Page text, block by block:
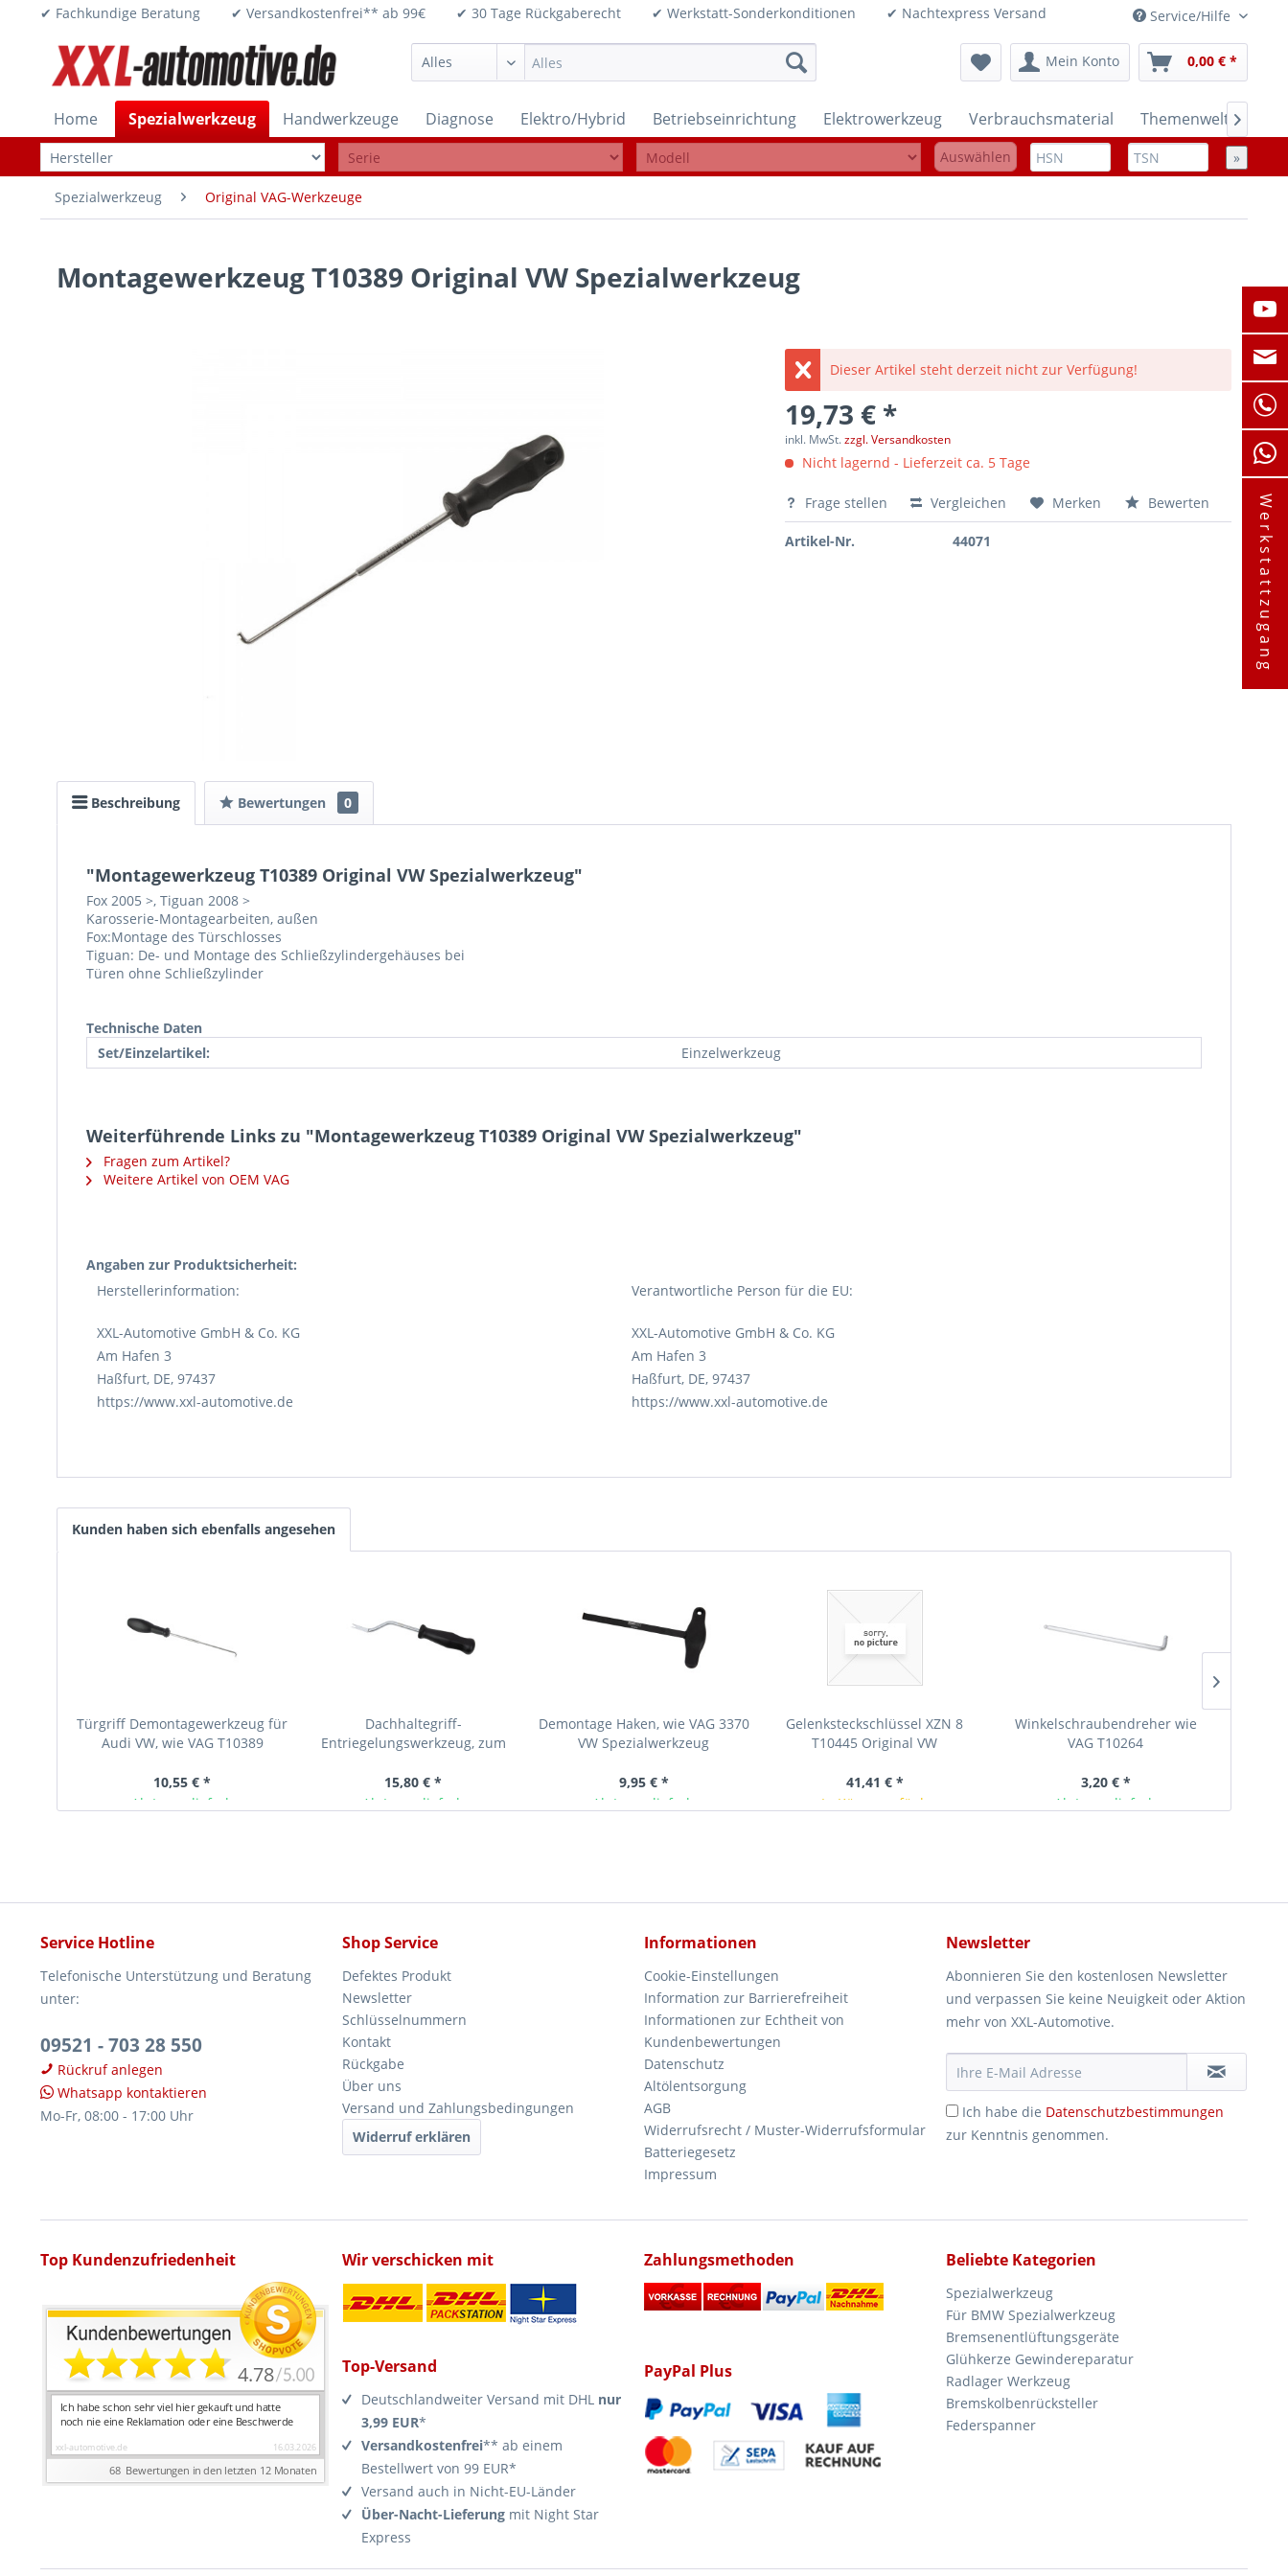
✔ Fachkundige Beratung ✔ Versandkostenfrei** ab 99€ ✔ 30 Tage Rückgaberecht ✔ Werkstatt-Sonderkonditionen ✔ Nachtexpress Versand Service/Hilfe
Mein Konto 0,00 € *
Home Spezialwerkzeug Handwerkzeuge Diagnose Elektro/Hybrid Betriebseinrichtung Elektrowerkzeug Verbrauchsmaterial Themenwelten

Auswählen »
Spezialwerkzeug Original VAG-Werkzeuge
Montagewerkzeug T10389 Original VW Spezialwerkzeug
Dieser Artikel steht derzeit nicht zur Verfügung!
19,73 € *
inkl. MwSt.zzgl. Versandkosten
Nicht lagernd - Lieferzeit ca. 5 Tage
Frage stellen Vergleichen Merken Bewerten
Artikel-Nr. 44071
Beschreibung Bewertungen 0
"Montagewerkzeug T10389 Original VW Spezialwerkzeug"
Fox 2005 >, Tiguan 2008 >
Karosserie-Montagearbeiten, außen
Fox:Montage des Türschlosses
Tiguan: De- und Montage des Schließzylindergehäuses bei
Türen ohne Schließzylinder
Technische Daten
Set/Einzelartikel:
Einzelwerkzeug
Weiterführende Links zu "Montagewerkzeug T10389 Original VW Spezialwerkzeug"
Fragen zum Artikel?
Weitere Artikel von OEM VAG
Angaben zur Produktsicherheit:
Herstellerinformation:
XXL-Automotive GmbH & Co. KG
Am Hafen 3
Haßfurt, DE, 97437
https://www.xxl-automotive.de
Verantwortliche Person für die EU:
XXL-Automotive GmbH & Co. KG
Am Hafen 3
Haßfurt, DE, 97437
https://www.xxl-automotive.de
Kunden haben sich ebenfalls angesehen
Türgriff Demontagewerkzeug für
Audi VW, wie VAG T10389
10,55 € *
Ab Lager lieferbar
Dachhaltegriff-
Entriegelungswerkzeug, zum
15,80 € *
Ab Lager lieferbar
Demontage Haken, wie VAG 3370
VW Spezialwerkzeug
9,95 € *
Ab Lager lieferbar
Gelenksteckschlüssel XZN 8
T10445 Original VW
41,41 € *
In Kürze verfügbar
Winkelschraubendreher wie
VAG T10264
3,20 € *
Ab Lager lieferbar
Service Hotline
Telefonische Unterstützung und Beratung
unter:
09521 - 703 28 550
Rückruf anlegen
Whatsapp kontaktieren
Mo-Fr, 08:00 - 17:00 Uhr
Shop Service
Defektes Produkt
Newsletter
Schlüsselnummern
Kontakt
Rückgabe
Über uns
Versand und Zahlungsbedingungen
Widerruf erklären
Informationen
Cookie-Einstellungen
Information zur Barrierefreiheit
Informationen zur Echtheit von
Kundenbewertungen
Datenschutz
Altölentsorgung
AGB
Widerrufsrecht / Muster-Widerrufsformular
Batteriegesetz
Impressum
Newsletter
Abonnieren Sie den kostenlosen Newsletter
und verpassen Sie keine Neuigkeit oder Aktion
mehr von XXL-Automotive.
Ich habe die Datenschutzbestimmungen
zur Kenntnis genommen.
Top Kundenzufriedenheit Wir verschicken mit
Top-Versand
Deutschlandweiter Versand mit DHL nur
3,99 EUR*
Versandkostenfrei** ab einem
Bestellwert von 99 EUR*
Versand auch in Nicht-EU-Länder
Über-Nacht-Lieferung mit Night Star
Express
Zahlungsmethoden
PayPal Plus
Beliebte Kategorien
Spezialwerkzeug
Für BMW Spezialwerkzeug
Bremsenentlüftungsgeräte
Glühkerze Gewindereparatur
Radlager Werkzeug
Bremskolbenrücksteller
Federspanner
Werkstattzugang